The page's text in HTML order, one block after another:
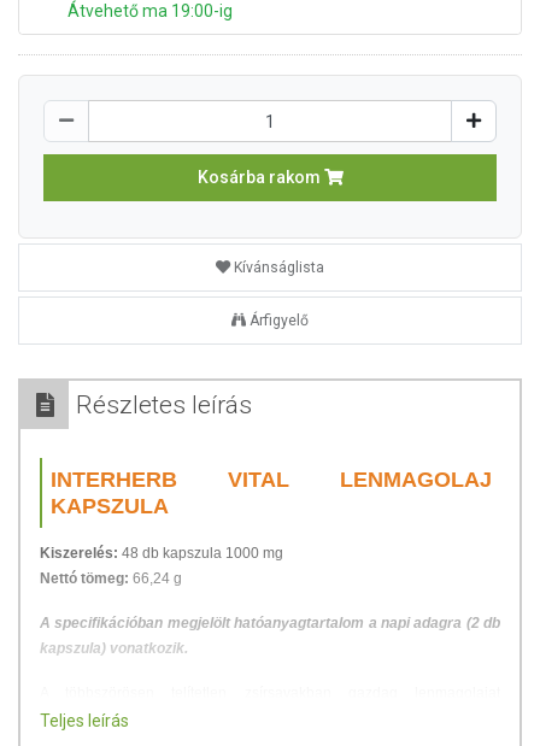
Átvehető ma 19:00-ig
Kosárba rakom
Kívánságlista
Árfigyelő
Részletes leírás
INTERHERB VITAL LENMAGOLAJ
KAPSZULA
Kiszerelés: 48 db kapszula 1000 mg
Nettó tömeg: 66,24 g
A specifikációban megjelölt hatóanyagtartalom a napi adagra (2 db
kapszula) vonatkozik.
tartalmazó étrend-kiegészítőnket a normál koleszterintszint
Teljes leírás